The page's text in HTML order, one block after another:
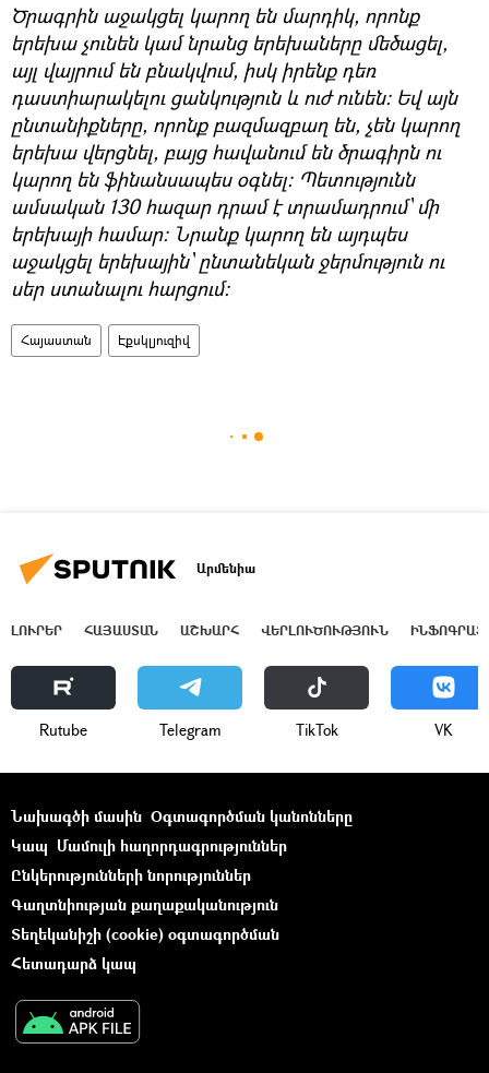
Ծրագրին աջակցել կարող են մարդիկ, որոնք
երեխա չունեն կամ նրանց երեխաները մեծացել,
այլ վայրում են բնակվում, իսկ իրենք դեռ
դաստիարակելու ցանկություն և ուժ ունեն: Եվ այն
ընտանիքները, որոնք բազմազբաղ են, չեն կարող
երեխա վերցնել, բայց հավանում են ծրագիրն ու
կարող են ֆինանսապես օգնել: Պետությունն
ամսական 130 հազար դրամ է տրամադրում՝ մի
երեխայի համար: Նրանք կարող են այդպես
աջակցել երեխային՝ ընտանեկան ջերմություն ու
սեր ստանալու հարցում:
Հայաստան Էքսկլյուզիվ
Արմենիա
ԼՈՒՐԵՐ ՀԱՅԱՍՏԱՆ ԱՇԽԱՐՀ ՎԵՐԼՈՒԾՈՒԹՅՈՒՆ
Rutube Telegram ТikТоk VK
Նախագծի մասին Օգտագործման կանոնները
Կապ Մամուլի հաղորդագրություններ
Ընկերությունների նորություններ
Գաղտնիության քաղաքականություն
Տեղեկանիշի (cookie) օգտագործման
Հետադարձ կապ